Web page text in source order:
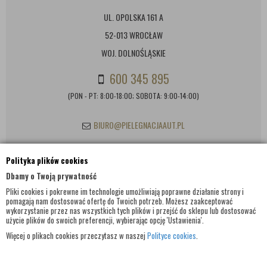
Polityka plików cookies
Dbamy o Twoją prywatność
Pliki cookies i pokrewne im technologie umożliwiają poprawne działanie strony i
pomagają nam dostosować ofertę do Twoich potrzeb. Możesz zaakceptować
wykorzystanie przez nas wszystkich tych plików i przejść do sklepu lub dostosować
użycie plików do swoich preferencji, wybierając opcję 'Ustawienia'.
Więcej o plikach cookies przeczytasz w naszej Polityce cookies.
UL. OPOLSKA 161 A
52-013 WROCŁAW
WOJ. DOLNOŚLĄSKIE
600 345 895
(PON - PT: 8:00-18:00; SOBOTA: 9:00-14:00)
BIURO@PIELEGNACJAAUT.PL
INFORMACJE KONTAKTOWE